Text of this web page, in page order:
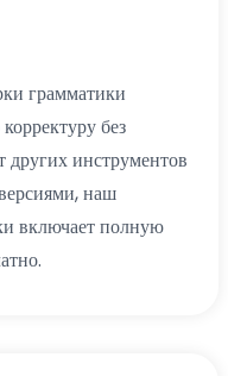
грамматики
без
других инструментов
наш
включает полную